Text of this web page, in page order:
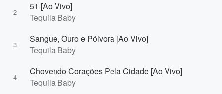
2
51 [Ao Vivo]
Tequila Baby
3
Sangue, Ouro e Pólvora [Ao Vivo]
Tequila Baby
4
Chovendo Corações Pela Cidade [Ao Vivo]
Tequila Baby